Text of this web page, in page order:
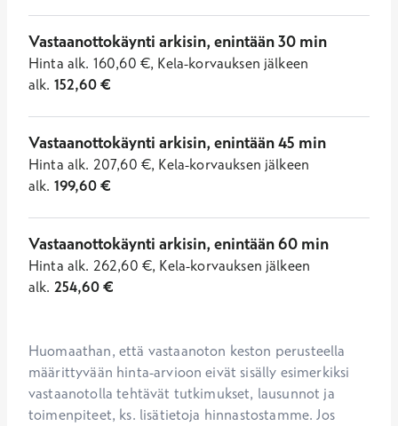
Vastaanottokäynti arkisin, enintään 30 min
Hinta alk. 160,60 €, Kela-korvauksen jälkeen
alk. 152,60€
Vastaanottokäynti arkisin, enintään 45 min
Hinta alk. 207,60 €, Kela-korvauksen jälkeen
alk. 199,60€
Vastaanottokäynti arkisin, enintään 60 min
Hinta alk. 262,60 €, Kela-korvauksen jälkeen
alk. 254,60€
Huomaathan, että vastaanoton keston perusteella
määrittyvään hinta-arvioon eivät sisälly esimerkiksi
vastaanotolla tehtävät tutkimukset, lausunnot ja
toimenpiteet, ks. lisätietoja hinnastostamme. Jos